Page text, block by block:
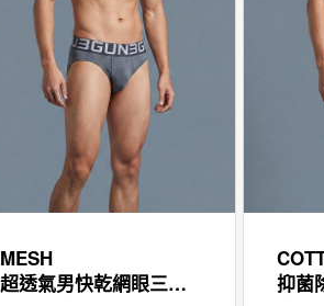
MESH
超透氣男快乾網眼三角褲